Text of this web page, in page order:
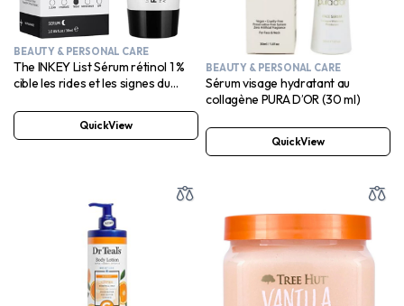
BEAUTY & PERSONAL CARE
The INKEY List Sérum rétinol 1 %
cible les rides et les signes du
QuickView
BEAUTY & PERSONAL CARE
Sérum visage hydratant au
collagène PURA D’OR (30 ml)
QuickView